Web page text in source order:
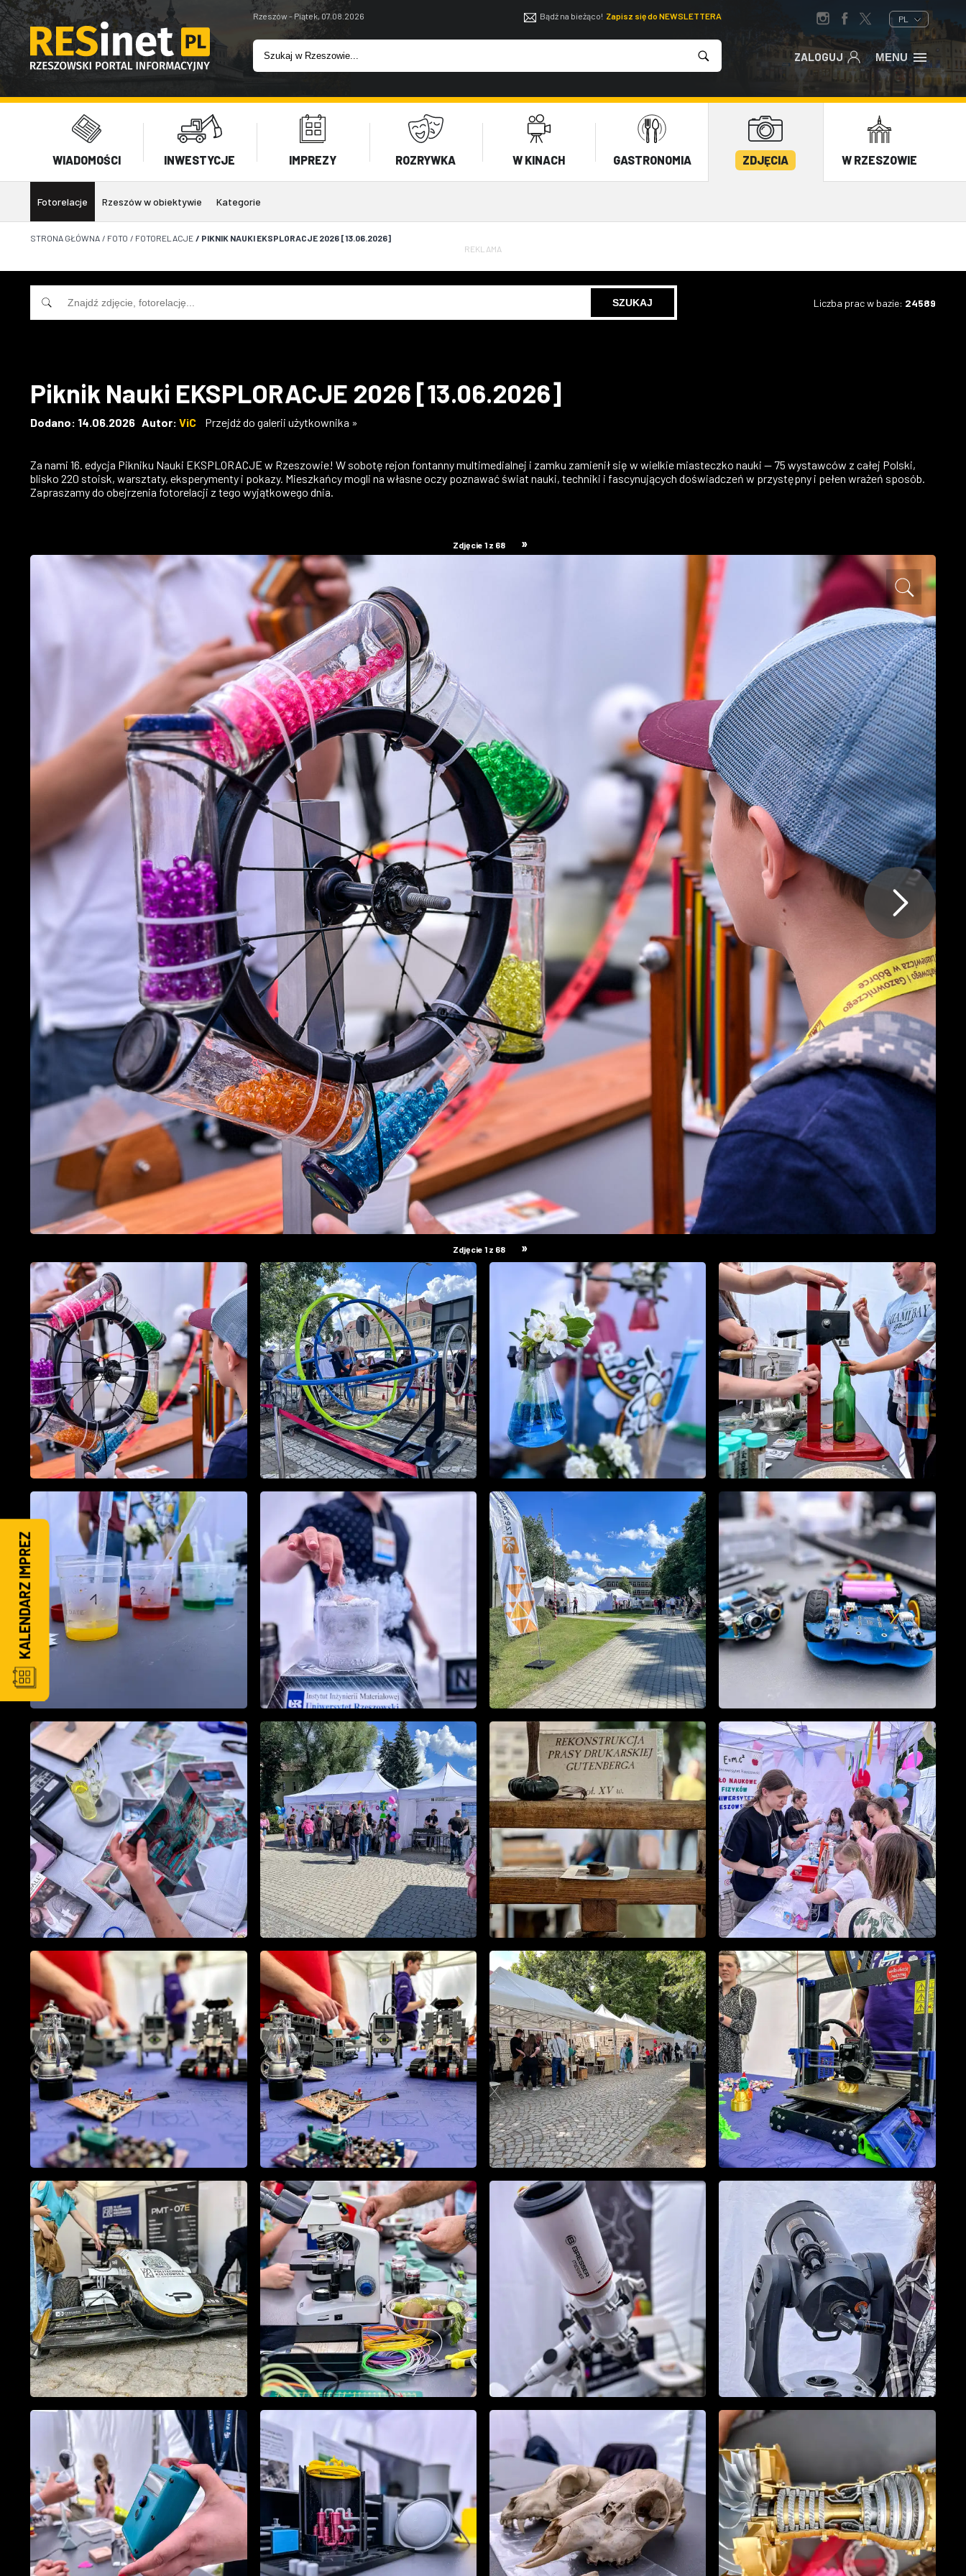
Rzeszów - Piątek, 07.08.2026 Bądź na bieżąco! Zapisz się do NEWSLETTERA PL
ZALOGUJ MENU
WIADOMOŚCI INWESTYCJE IMPREZY ROZRYWKA W KINACH GASTRONOMIA ZDJĘCIA W RZESZOWIE
Fotorelacje Rzeszów w obiektywie Kategorie
STRONA GŁÓWNA / FOTO / FOTORELACJE / PIKNIK NAUKI EKSPLORACJE 2026 [13.06.2026]
REKLAMA
Liczba prac w bazie: 24589
Piknik Nauki EKSPLORACJE 2026 [13.06.2026]
Dodano: 14.06.2026 Autor: ViC Przejdź do galerii użytkownika »
Za nami 16. edycja Pikniku Nauki EKSPLORACJE w Rzeszowie! W sobotę rejon fontanny multimedialnej i zamku zamienił się w wielkie miasteczko nauki — 75 wystawców z całej Polski,
blisko 220 stoisk, warsztaty, eksperymenty i pokazy. Mieszkańcy mogli na własne oczy poznawać świat nauki, techniki i fascynujących doświadczeń w przystępny i pełen wrażeń sposób.
Zapraszamy do obejrzenia fotorelacji z tego wyjątkowego dnia.
Zdjęcie 1 z 68 »
Zdjęcie 1 z 68 »
KALENDARZ IMPREZ